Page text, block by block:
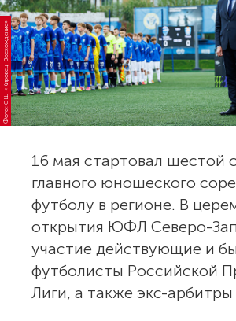
Фото: СШ «Кировец-Восхождение»
16 мая стартовал шестой
главного юношеского
футболу в регионе. В
открытия ЮФЛ Северо-
участие действующие и
футболисты Российской
Лиги, а также экс-